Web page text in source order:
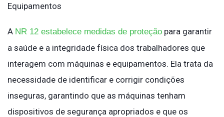
Equipamentos
A NR 12 estabelece medidas de proteção para garantir
a saúde e a integridade física dos trabalhadores que
interagem com máquinas e equipamentos. Ela trata da
necessidade de identificar e corrigir condições
inseguras, garantindo que as máquinas tenham
dispositivos de segurança apropriados e que os